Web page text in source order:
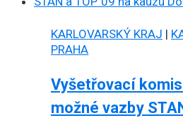
KARLOVARSKÝ KRAJ |
PRAHA
Vyšetřovací
možné vazby